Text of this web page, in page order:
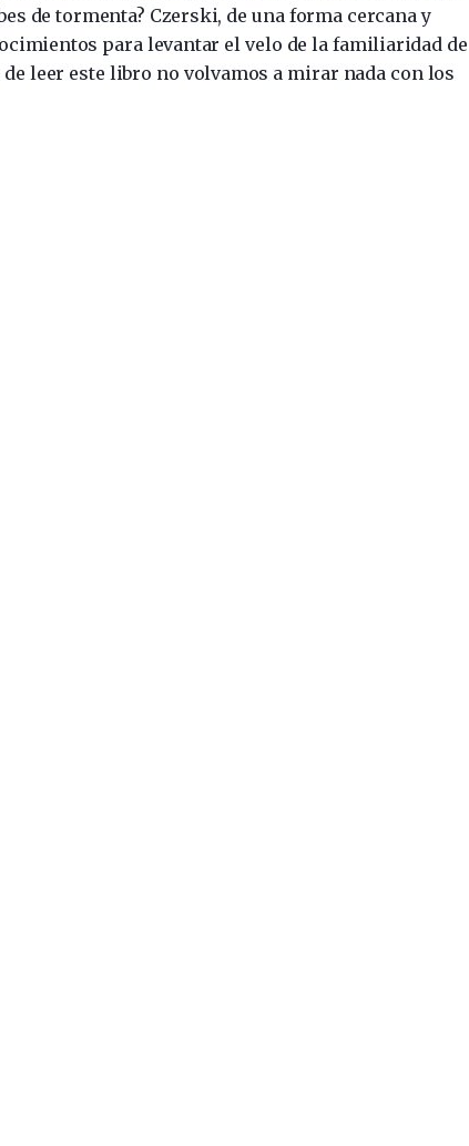
de tormenta? Czerski, de una forma cercana y
para levantar el velo de la familiaridad de
leer este libro no volvamos a mirar nada con los